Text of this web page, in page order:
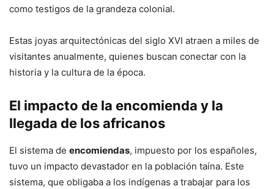
como testigos de la grandeza colonial.
Estas joyas arquitectónicas del siglo XVI atraen a miles de
visitantes anualmente, quienes buscan conectar con la
historia y la cultura de la época.
El impacto de la encomienda y la
llegada de los africanos
El sistema de encomiendas, impuesto por los españoles,
tuvo un impacto devastador en la población taína. Este
sistema, que obligaba a los indígenas a trabajar para los